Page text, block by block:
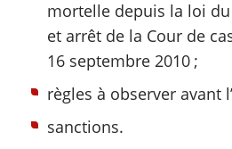
mortelle depuis la loi
et arrêt de la Cour de
16 septembre 2010 ;
règles à observer avant
sanctions.